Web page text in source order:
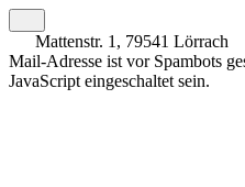
Mattenstr. 1, 79541 Lörrach
Mail-Adresse ist vor Spambots
JavaScript eingeschaltet sein.